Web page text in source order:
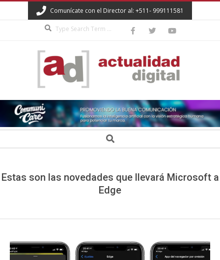
to
Comunícate con el Director al: +511- 999111581
ACTUALIDAD
DIGITAL Search
Estas son las novedades que llevará Microsoft a
Edge